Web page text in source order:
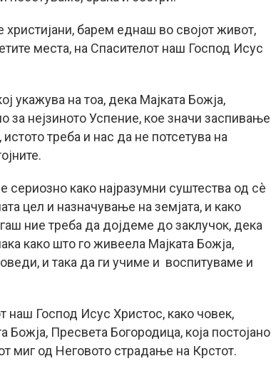
барем еднаш во својот живот,
места, на Спасителот наш Господ Исус
укажува на тоа, дека Мајката Божја,
за нејзиното Успение, кое значи заспивање
треба и нас да не потсетува на
сериозно како најразумни суштества од сè
цел и назначување на земјата, и како
ние треба да дојдеме до заклучок, дека
како што го живеела Мајката Божја,
и така да ги учиме и воспитуваме и
наш Господ Исус Христос, како човек,
Пресвета Богородица, која постојано
миг од Неговото страдање на Крстот.